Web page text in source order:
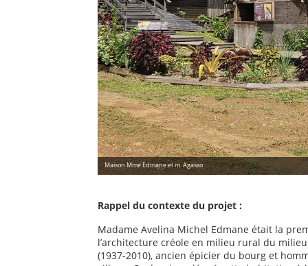
Maison Mme Edmane et m. Agasso
Rappel du contexte du projet :
Madame Avelina Michel Edmane était la
l’architecture créole en milieu rural du
(1937-2010), ancien épicier du bourg et